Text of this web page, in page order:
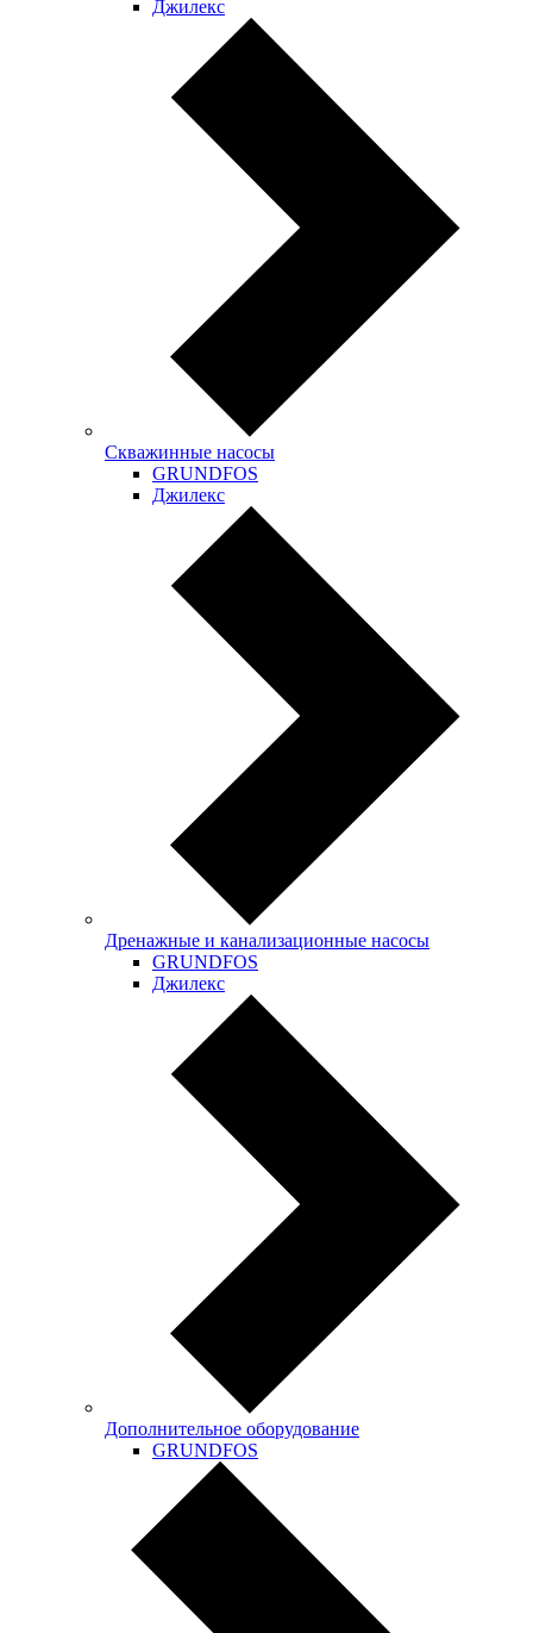
Джилекс
Скважинные насосы
GRUNDFOS
Джилекс
Дренажные и канализационные насосы
GRUNDFOS
Джилекс
Дополнительное оборудование
GRUNDFOS